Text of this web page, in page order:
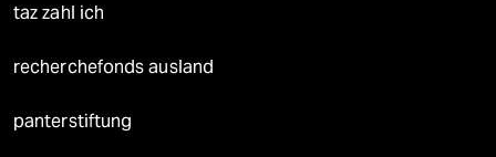
taz zahl ich
recherchefonds ausland
panterstiftung